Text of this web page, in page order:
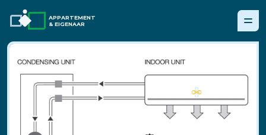
APPARTEMENT
& EIGENAAR